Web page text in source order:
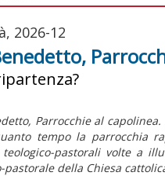
2026-12
Parrocchie al
tempo la parrocchia
teologico-pastorali volte a
pastorale della Chiesa